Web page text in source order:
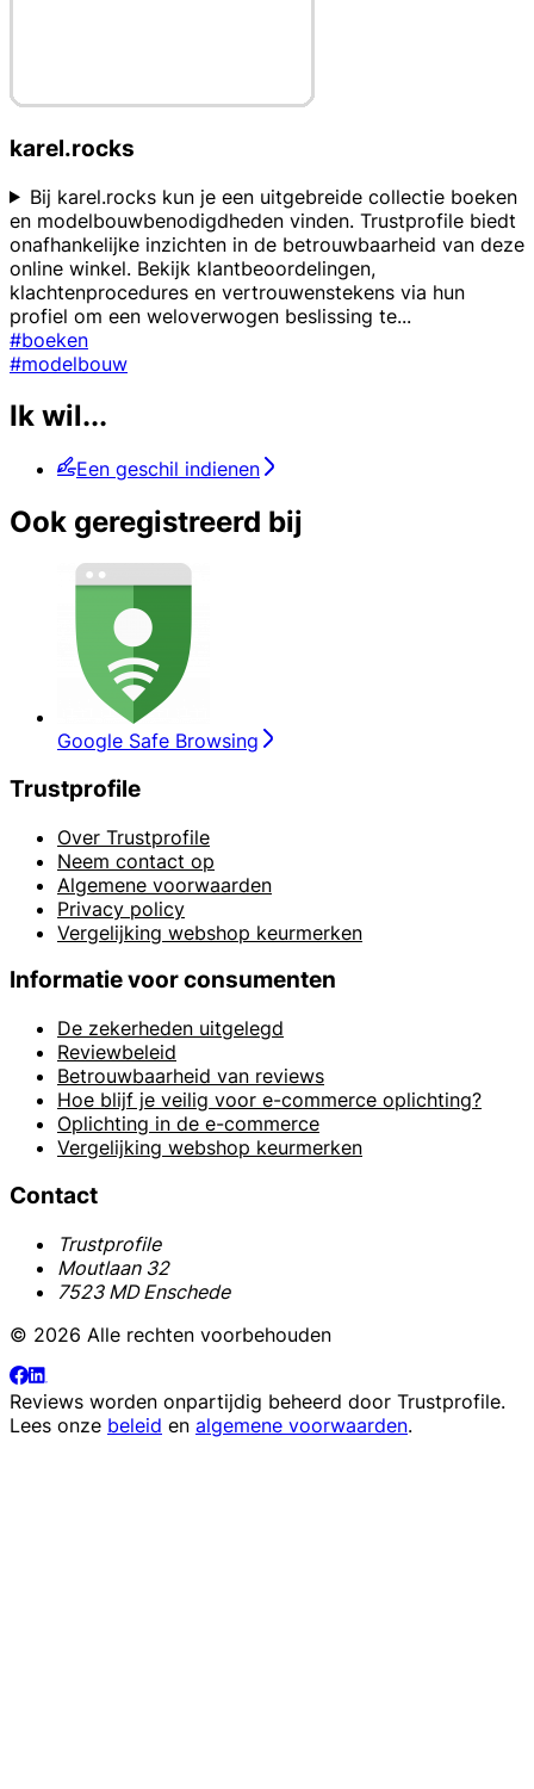
karel.rocks
Bij karel.rocks kun je een uitgebreide collectie boeken
en modelbouwbenodigdheden vinden. Trustprofile biedt
onafhankelijke inzichten in de betrouwbaarheid van deze
online winkel. Bekijk klantbeoordelingen,
klachtenprocedures en vertrouwenstekens via hun
profiel om een weloverwogen beslissing te...
#boeken
#modelbouw
Ik wil...
Een geschil indienen
Ook geregistreerd bij
Google Safe Browsing
Trustprofile
Over Trustprofile
Neem contact op
Algemene voorwaarden
Privacy policy
Vergelijking webshop keurmerken
Informatie voor consumenten
De zekerheden uitgelegd
Reviewbeleid
Betrouwbaarheid van reviews
Hoe blijf je veilig voor e-commerce oplichting?
Oplichting in de e-commerce
Vergelijking webshop keurmerken
Contact
Trustprofile
Moutlaan 32
7523 MD Enschede
© 2026 Alle rechten voorbehouden
Reviews worden onpartijdig beheerd door Trustprofile.
Lees onze beleid en algemene voorwaarden.